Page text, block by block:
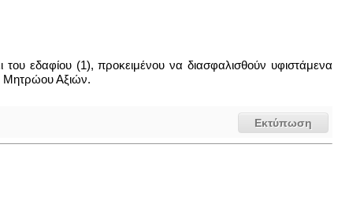
εδαφίου (1), προκειμένου να διασφαλισθούν υφιστάμενα
Μητρώου Αξιών.
Εκτύπωση